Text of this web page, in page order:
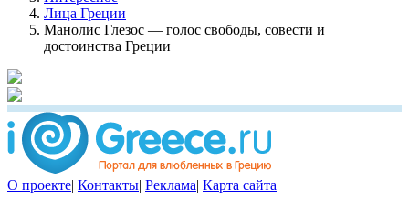
Лица Греции
Манолис Глезос — голос свободы, совести и
достоинства Греции
О проекте| Контакты| Реклама| Карта сайта